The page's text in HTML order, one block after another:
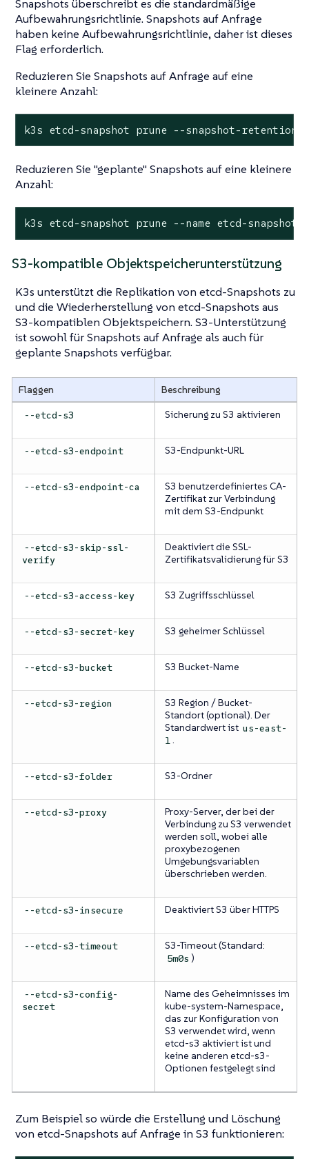
Snapshots überschreibt es die standardmäßige
Aufbewahrungsrichtlinie. Snapshots auf Anfrage
haben keine Aufbewahrungsrichtlinie, daher ist dieses
Flag erforderlich.
Reduzieren Sie Snapshots auf Anfrage auf eine
kleinere Anzahl:
k3s etcd-snapshot prune --snapshot-retention
Reduzieren Sie "geplante" Snapshots auf eine kleinere
Anzahl:
k3s etcd-snapshot prune --name etcd-snapshot --
S3-kompatible Objektspeicherunterstützung
K3s unterstützt die Replikation von etcd-Snapshots zu
und die Wiederherstellung von etcd-Snapshots aus
S3-kompatiblen Objektspeichern. S3-Unterstützung
ist sowohl für Snapshots auf Anfrage als auch für
geplante Snapshots verfügbar.
Flaggen Beschreibung
--etcd-s3 Sicherung zu S3 aktivieren
--etcd-s3-endpoint S3-Endpunkt-URL
--etcd-s3-endpoint-ca
S3 benutzerdefiniertes CA-
Zertifikat zur Verbindung
mit dem S3-Endpunkt
--etcd-s3-skip-ssl-
verify
Deaktiviert die SSL-
Zertifikatsvalidierung für S3
--etcd-s3-access-key S3 Zugriffsschlüssel
--etcd-s3-secret-key S3 geheimer Schlüssel
--etcd-s3-bucket S3 Bucket-Name
--etcd-s3-region
S3 Region / Bucket-
Standort (optional). Der
Standardwert ist us-east-
1 .
--etcd-s3-folder S3-Ordner
--etcd-s3-proxy
Proxy-Server, der bei der
Verbindung zu S3 verwendet
werden soll, wobei alle
proxybezogenen
Umgebungsvariablen
überschrieben werden.
--etcd-s3-insecure Deaktiviert S3 über HTTPS
--etcd-s3-timeout S3-Timeout (Standard:
5m0s )
--etcd-s3-config-
secret
Name des Geheimnisses im
kube-system-Namespace,
das zur Konfiguration von
S3 verwendet wird, wenn
etcd-s3 aktiviert ist und
keine anderen etcd-s3-
Optionen festgelegt sind
Zum Beispiel so würde die Erstellung und Löschung
von etcd-Snapshots auf Anfrage in S3 funktionieren: